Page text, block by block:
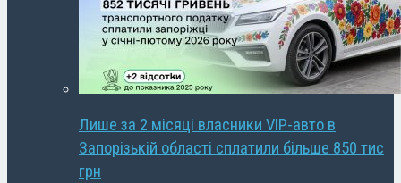
Лише за 2 місяці власники VIP-авто в
Запорізькій області сплатили більше 850 тис
грн